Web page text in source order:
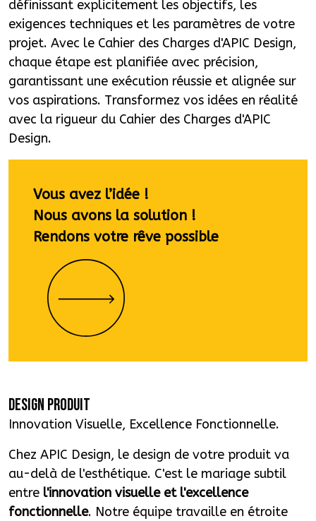
définissant explicitement les objectifs, les
exigences techniques et les paramètres de votre
projet. Avec le Cahier des Charges d'APIC Design,
chaque étape est planifiée avec précision,
garantissant une exécution réussie et alignée sur
vos aspirations. Transformez vos idées en réalité
avec la rigueur du Cahier des Charges d'APIC
Design.
Vous avez l’idée !
Nous avons la solution !
Rendons votre rêve possible
DESIGN PRODUIT
Innovation Visuelle, Excellence Fonctionnelle.
Chez APIC Design, le design de votre produit va
au-delà de l'esthétique. C'est le mariage subtil
entre l'innovation visuelle et l'excellence
fonctionnelle. Notre équipe travaille en étroite